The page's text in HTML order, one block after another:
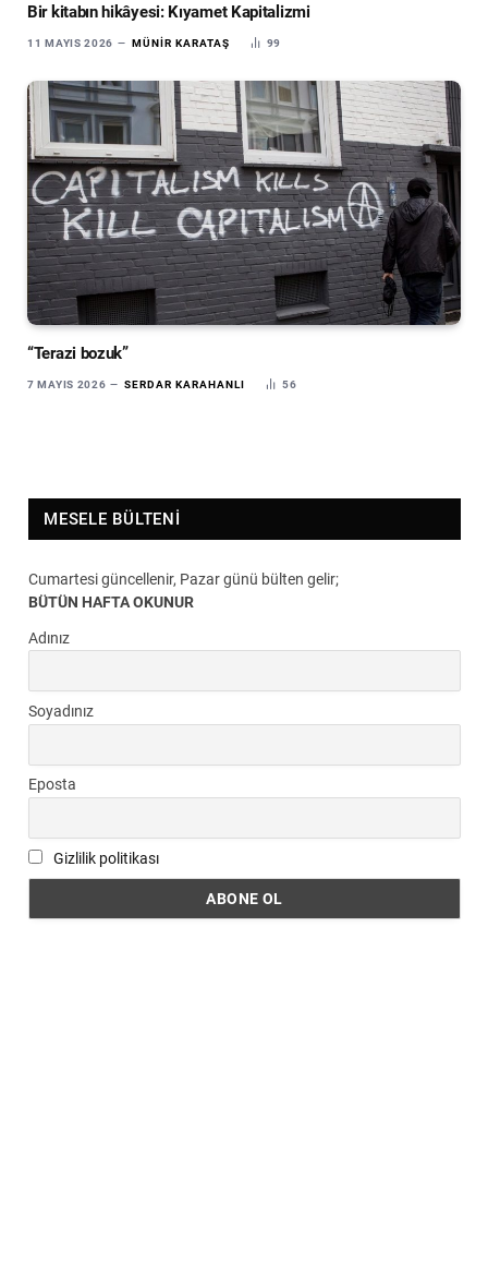
Bir kitabın hikâyesi: Kıyamet Kapitalizmi
11 MAYIS 2026 MÜNIR KARATAŞ 99
“Terazi bozuk”
7 MAYIS 2026 SERDAR KARAHANLI 56
MESELE BÜLTENI
Cumartesi güncellenir, Pazar günü bülten gelir;
BÜTÜN HAFTA OKUNUR
Adınız
Soyadınız
Eposta
Gizlilik politikası